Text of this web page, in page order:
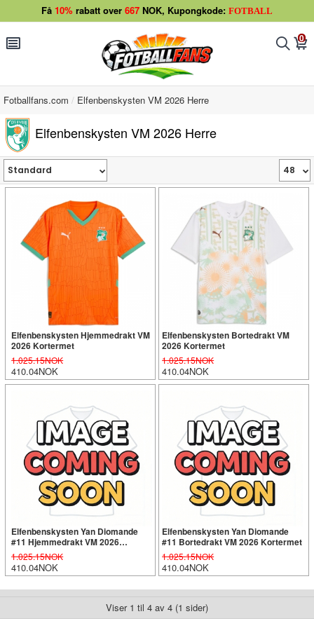
Få 10% rabatt over 667 NOK, Kupongkode: FOTBALL
󰂩 󰂨 0
󰃦
Fotballfans.com Elfenbenskysten VM 2026 Herre
Elfenbenskysten VM 2026 Herre
Elfenbenskysten Hjemmedrakt VM
2026 Kortermet
1.025.15NOK
410.04NOK
Elfenbenskysten Bortedrakt VM
2026 Kortermet
1.025.15NOK
410.04NOK
Elfenbenskysten Yan Diomande
#11 Hjemmedrakt VM 2026
Kortermet
1.025.15NOK
410.04NOK
Elfenbenskysten Yan Diomande
#11 Bortedrakt VM 2026 Kortermet
1.025.15NOK
410.04NOK
Viser 1 til 4 av 4 (1 sider)